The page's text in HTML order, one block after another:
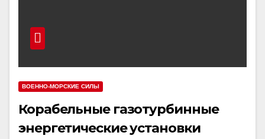
ВОЕННО-МОРСКИЕ СИЛЫ
Корабельные газотурбинные
энергетические установки